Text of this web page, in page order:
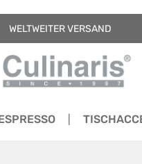
WELTWEITER VERSAND